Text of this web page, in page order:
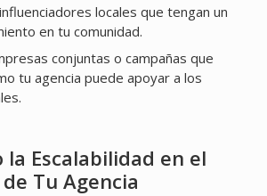
locales que tengan un
en tu comunidad.
conjuntas o campañas que
tu agencia puede apoyar a los
la Escalabilidad en el
Tu Agencia